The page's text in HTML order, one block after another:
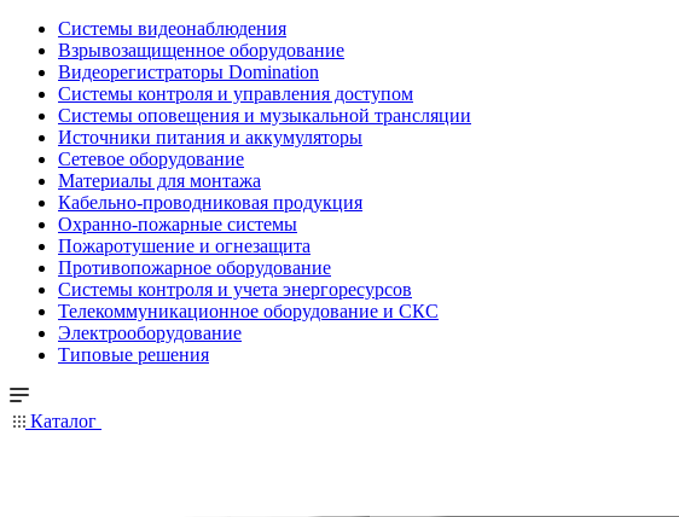
Системы видеонаблюдения
Взрывозащищенное оборудование
Видеорегистраторы Domination
Системы контроля и управления доступом
Системы оповещения и музыкальной трансляции
Источники питания и аккумуляторы
Сетевое оборудование
Материалы для монтажа
Кабельно-проводниковая продукция
Охранно-пожарные системы
Пожаротушение и огнезащита
Противопожарное оборудование
Системы контроля и учета энергоресурсов
Телекоммуникационное оборудование и СКС
Электрооборудование
Типовые решения
Каталог